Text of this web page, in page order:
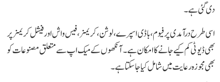
دی گئی ہے۔
اسی طرح درآمدی پرفیوم، باڈی اسپرے، لوشن، کریمز، فیس واش اور فیشل کریمز پر
بھی ڈیوٹی کم کیے جانے کا امکان ہے۔ آنکھوں کے میک اپ سے متعلق مصنوعات کو
بھی مجوزہ رعایت میں شامل کیا جا سکتا ہے۔